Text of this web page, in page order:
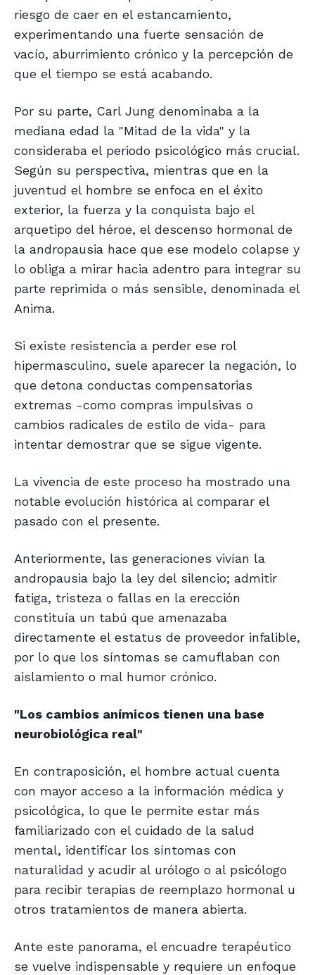
riesgo de caer en el estancamiento,
experimentando una fuerte sensación de
vacío, aburrimiento crónico y la percepción de
que el tiempo se está acabando.
Por su parte, Carl Jung denominaba a la
mediana edad la "Mitad de la vida" y la
consideraba el periodo psicológico más crucial.
Según su perspectiva, mientras que en la
juventud el hombre se enfoca en el éxito
exterior, la fuerza y la conquista bajo el
arquetipo del héroe, el descenso hormonal de
la andropausia hace que ese modelo colapse y
lo obliga a mirar hacia adentro para integrar su
parte reprimida o más sensible, denominada el
Anima.
Si existe resistencia a perder ese rol
hipermasculino, suele aparecer la negación, lo
que detona conductas compensatorias
extremas -como compras impulsivas o
cambios radicales de estilo de vida- para
intentar demostrar que se sigue vigente.
La vivencia de este proceso ha mostrado una
notable evolución histórica al comparar el
pasado con el presente.
Anteriormente, las generaciones vivían la
andropausia bajo la ley del silencio; admitir
fatiga, tristeza o fallas en la erección
constituía un tabú que amenazaba
directamente el estatus de proveedor infalible,
por lo que los síntomas se camuflaban con
aislamiento o mal humor crónico.
"Los cambios anímicos tienen una base
neurobiológica real"
En contraposición, el hombre actual cuenta
con mayor acceso a la información médica y
psicológica, lo que le permite estar más
familiarizado con el cuidado de la salud
mental, identificar los síntomas con
naturalidad y acudir al urólogo o al psicólogo
para recibir terapias de reemplazo hormonal u
otros tratamientos de manera abierta.
Ante este panorama, el encuadre terapéutico
se vuelve indispensable y requiere un enfoque